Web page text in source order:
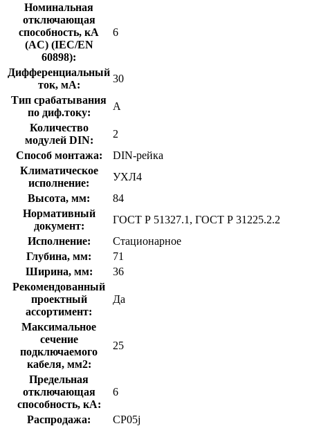
Номинальная
отключающая
способность, кA
(AC) (IEC/EN
60898):
6
Дифференциальный
ток, мА:
30
Тип срабатывания
по диф.току:
A
Количество
модулей DIN:
2
Способ монтажа:
DIN-рейка
Климатическое
исполнение:
УХЛ4
Высота, мм:
84
Нормативный
документ:
ГОСТ Р 51327.1, ГОСТ Р 31225.2.2
Исполнение:
Стационарное
Глубина, мм:
71
Ширина, мм:
36
Рекомендованный
проектный
ассортимент:
Да
Максимальное
сечение
подключаемого
кабеля, мм2:
25
Предельная
отключающая
способность, кA:
6
Распродажа:
CP05j